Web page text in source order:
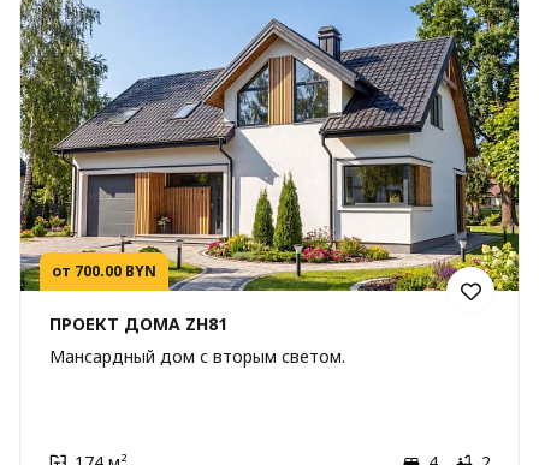
от 700.00 BYN
ПРОЕКТ ДОМА ZH81
Мансардный дом с вторым светом.